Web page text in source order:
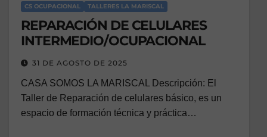
CS OCUPACIONAL TALLERES LA MARISCAL
REPARACIÓN DE CELULARES
INTERMEDIO/OCUPACIONAL
31 DE AGOSTO DE 2025
CASA SOMOS LA MARISCAL Descripción: El
Taller de Reparación de celulares básico, es un
espacio de formación técnica y práctica…